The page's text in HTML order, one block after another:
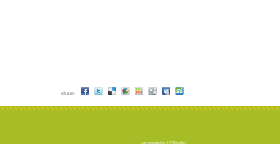
share:
un progetto LOStudio